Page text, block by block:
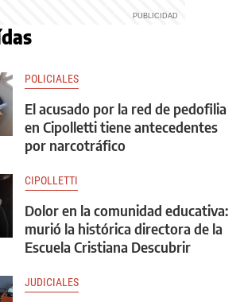
POLICIALES
El acusado por la red de pedofilia
en Cipolletti tiene antecedentes
por narcotráfico
CIPOLLETTI
Dolor en la comunidad educativa:
murió la histórica directora de la
Escuela Cristiana Descubrir
JUDICIALES